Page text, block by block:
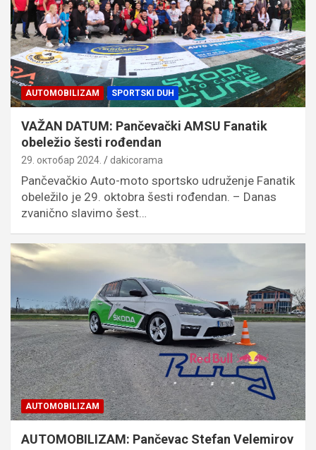
AUTOMOBILIZAM SPORTSKI DUH
VAŽAN DATUM: Pančevački AMSU Fanatik
obeležio šesti rođendan
29. октобар 2024. dakicorama
Pančevačkio Auto-moto sportsko udruženje Fanatik
obeležilo je 29. oktobra šesti rođendan. – Danas
zvanično slavimo šest…
AUTOMOBILIZAM
AUTOMOBILIZAM: Pančevac Stefan Velemirov